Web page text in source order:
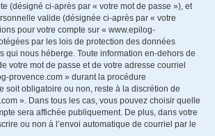
(désigné ci-après par « votre mot de passe »), et
valide (désignée ci-après par « votre
pour votre compte sur « www.epilog-
par les lois de protection des données
qui nous héberge. Toute information en-dehors de
votre mot de passe et de votre adresse courriel
provence.com » durant la procédure
soit obligatoire ou non, reste à la discrétion de
». Dans tous les cas, vous pouvez choisir quelle
sera affichée publiquement. De plus, dans votre
ou non à l’envoi automatique de courriel par le